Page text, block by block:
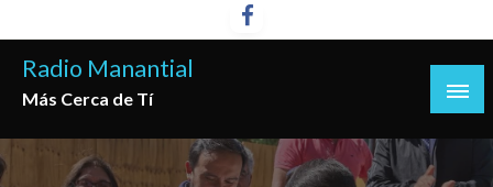
al
contenido
Radio Manantial
Más Cerca de Tí